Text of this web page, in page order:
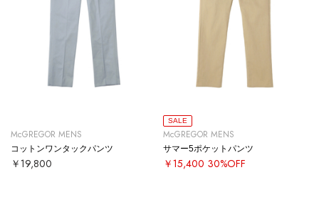
McGREGOR MENS
コットンワンタックパンツ
￥19,800
SALE
McGREGOR MENS
サマー5ポケットパンツ
￥15,400 30%OFF